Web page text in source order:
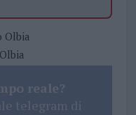
Olbia
reale?
telegram di